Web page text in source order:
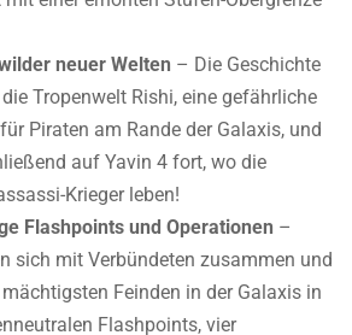
neuer Welten – Die Geschichte
Tropenwelt Rishi, eine gefährliche
Piraten am Rande der Galaxis, und
auf Yavin 4 fort, wo die
Krieger leben!
Flashpoints und Operationen –
sich mit Verbündeten zusammen und
Feinden in der Galaxis in
Flashpoints, vier